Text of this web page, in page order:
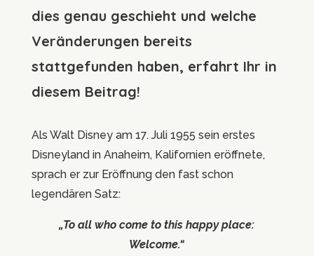
dies genau geschieht und welche
Veränderungen bereits
stattgefunden haben, erfahrt Ihr in
diesem Beitrag!
Als Walt Disney am 17. Juli 1955 sein erstes
Disneyland in Anaheim, Kalifornien eröffnete,
sprach er zur Eröffnung den fast schon
legendären Satz:
„To all who come to this happy place:
Welcome.“